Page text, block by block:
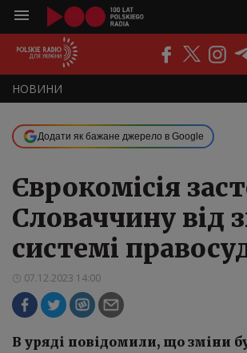
НOВИНИ
ПОДКАСТИ
Додати як бажане джерело в Google
Єврокомісія
Словаччину від
системі
07.12.2023 14:00
В уряді повідомили, що зміни